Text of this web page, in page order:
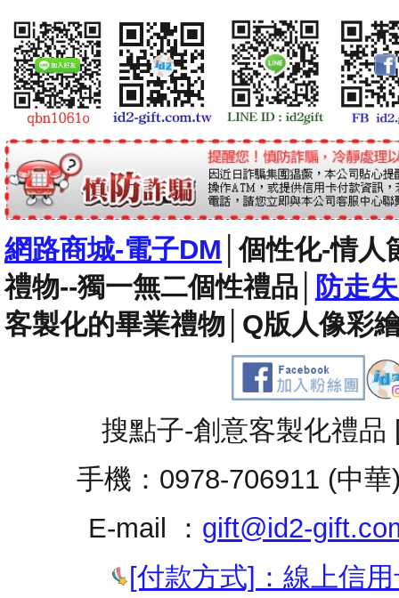
網路商城-電子DM │個性化-情人
禮物--獨一無二個性禮品
防走
客製化的畢業禮物 Q版人像彩
搜點子-創意客製化禮
手機：0978-706911 (中
E-mail ： gift@id2-
[付款方式]：線上信